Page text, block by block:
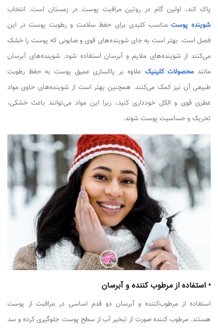
پاک کند، اولین گام در روتین مراقبت پوست در زمستان است. انتخاب
شوینده پوستمناسب کلیدی برای حفظ سلامت و رطوبت پوست در این
فصل است. بهتر است به جای شوینده‌های قوی و صابونی که پوست را خشک
می‌کنند از شوینده‌های ملایم و آبرسان استفاده شود. شوینده‌های آبرسان
مانند محصولات کلینیک علاوه بر پاکسازی عمیق پوست به حفظ رطوبت
طبیعی آن نیز کمک می‌کنند. همچنین بهتر است از شوینده‌های حاوی مواد
عطری قوی و الکل خودداری کنید، زیرا این مواد می‌توانند باعث خشکی،
تحریک و حساسیت پوست شوند.
• استفاده از مرطوب کننده و آبرسان
استفاده از مرطوب‌کننده و آبرسان دو قدم اساسی در مراقبت از پوست
هستند. مرطوب کننده صورت از تبخیر آب از سطح پوست جلوگیری کرده و سد